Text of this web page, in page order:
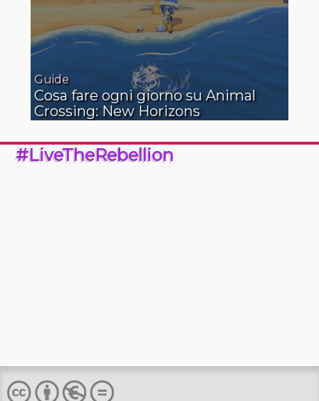
Guide
Cosa fare ogni giorno su Animal
Crossing: New Horizons
#LiveTheRebellion